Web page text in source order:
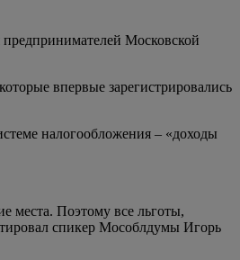
Московской
впервые зарегистрировались
налогообложения – «доходы
места. Поэтому все льготы,
спикер Мособлдумы Игорь